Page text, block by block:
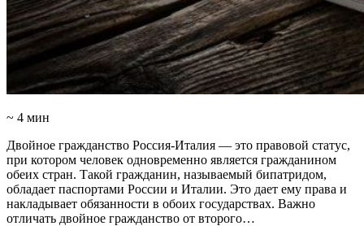
~ 4 мин
Двойное гражданство Россия-Италия — это правовой статус,
при котором человек одновременно является гражданином
обеих стран. Такой гражданин, называемый бипатридом,
обладает паспортами России и Италии. Это дает ему права и
накладывает обязанности в обоих государствах. Важно
отличать двойное гражданство от второго…